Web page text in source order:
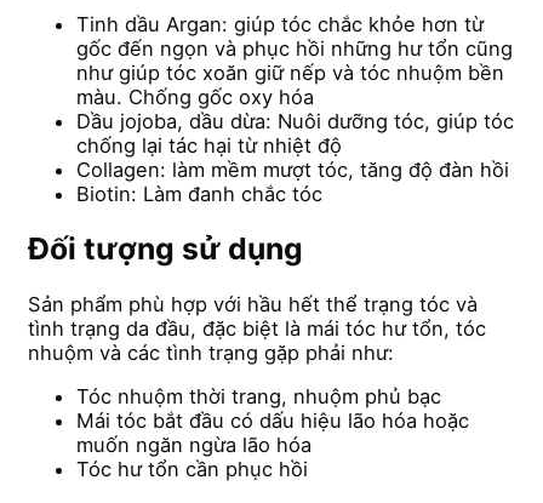
Tinh dầu Argan: giúp tóc chắc khỏe hơn từ
gốc đến ngọn và phục hồi những hư tổn cũng
như giúp tóc xoăn giữ nếp và tóc nhuộm bền
màu. Chống gốc oxy hóa
Dầu jojoba, dầu dừa: Nuôi dưỡng tóc, giúp tóc
chống lại tác hại từ nhiệt độ
Collagen: làm mềm mượt tóc, tăng độ đàn hồi
Biotin: Làm đanh chắc tóc
Đối tượng sử dụng
Sản phẩm phù hợp với hầu hết thể trạng tóc và
tình trạng da đầu, đặc biệt là mái tóc hư tổn, tóc
nhuộm và các tình trạng gặp phải như:
Tóc nhuộm thời trang, nhuộm phủ bạc
Mái tóc bắt đầu có dấu hiệu lão hóa hoặc
muốn ngăn ngừa lão hóa
Tóc hư tổn cần phục hồi